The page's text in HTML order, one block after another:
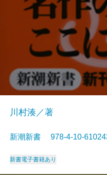
川村湊／著
新潮新書 978-4-10-
新書電子書籍あり